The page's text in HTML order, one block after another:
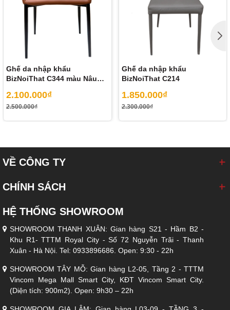
Bàn ăn thông minh mặt đá Ceramic Biz-9054 có thể linh hoạt kê
Vật liệu cao cấp, sang trọng, siêu bền
Bàn ăn thông minh mặt đá Ceramic
được coi là một lựa chọn
Ghế da nhập khẩu
BizNoiThat C344 màu Nâu
2.100.000₫
2.500.000₫
Ghế da nhập khẩu
BizNoiThat C214
1.850.000₫
2.300.000₫
VỀ CÔNG TY
CHÍNH SÁCH
HỆ THỐNG SHOWROOM
SHOWROOM THANH XUÂN: Gian hàng S21 - Hầm B2 -
Khu R1- TTTM Royal City - Số 72 Nguyễn Trãi - Thanh
Xuân - Hà Nội. Tel: 0933896686. Open: 9:30 - 22h
SHOWROOM TÂY MỖ: Gian hàng L2-05, Tầng 2 - TTTM
Vincom Mega Mall Smart City, KĐT Vincom Smart City.
(Diện tích: 900m2). Open: 9h30 – 22h